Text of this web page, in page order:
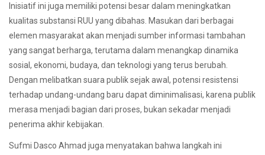
Inisiatif ini juga memiliki potensi besar dalam meningkatkan
kualitas substansi RUU yang dibahas. Masukan dari berbagai
elemen masyarakat akan menjadi sumber informasi tambahan
yang sangat berharga, terutama dalam menangkap dinamika
sosial, ekonomi, budaya, dan teknologi yang terus berubah.
Dengan melibatkan suara publik sejak awal, potensi resistensi
terhadap undang-undang baru dapat diminimalisasi, karena publik
merasa menjadi bagian dari proses, bukan sekadar menjadi
penerima akhir kebijakan.
Sufmi Dasco Ahmad juga menyatakan bahwa langkah ini